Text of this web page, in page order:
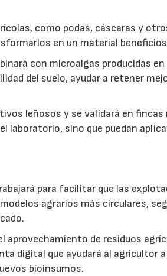
como podas, cáscaras y
en un material
con microalgas producidas
del suelo, ayudar a retener
leñosos y se validará en fincas
laboratorio, sino que puedan
para facilitar que las
agrarios más circulares,
aprovechamiento de residuos
digital que ayudará al agricultor
bioinsumos.